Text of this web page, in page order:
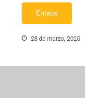
Enlace
28 de marzo, 2025